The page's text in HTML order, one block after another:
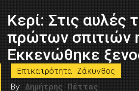
Κερί: Στις αυλές
πρώτων σπιτιών
Εκκενώθηκε
Επικαιρότητα Ζάκυνθος
By Δημήτρης Πέττας